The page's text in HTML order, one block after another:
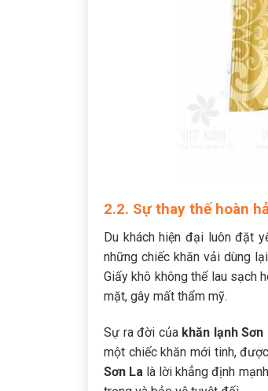
2.2. Sự thay thế hoàn
Du khách hiện đại luôn đặt
những chiếc khăn vải dùng
Giấy khô không thể lau sạch
mặt, gây mất thẩm mỹ.
Sự ra đời của khăn lạnh Sơn
một chiếc khăn mới tinh,
Sơn La là lời khẳng định